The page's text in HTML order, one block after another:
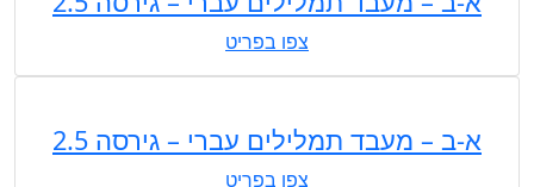
צפו בפריט
א-ב – מעבד תמלילים עברי – גירסה 2.5
צפו בפריט